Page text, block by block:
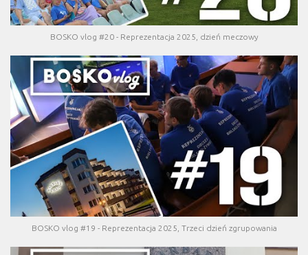
BOSKO vlog #20 - Reprezentacja 2025, dzień meczowy
BOSKO vlog #19 - Reprezentacja 2025, Trzeci dzień zgrupowania